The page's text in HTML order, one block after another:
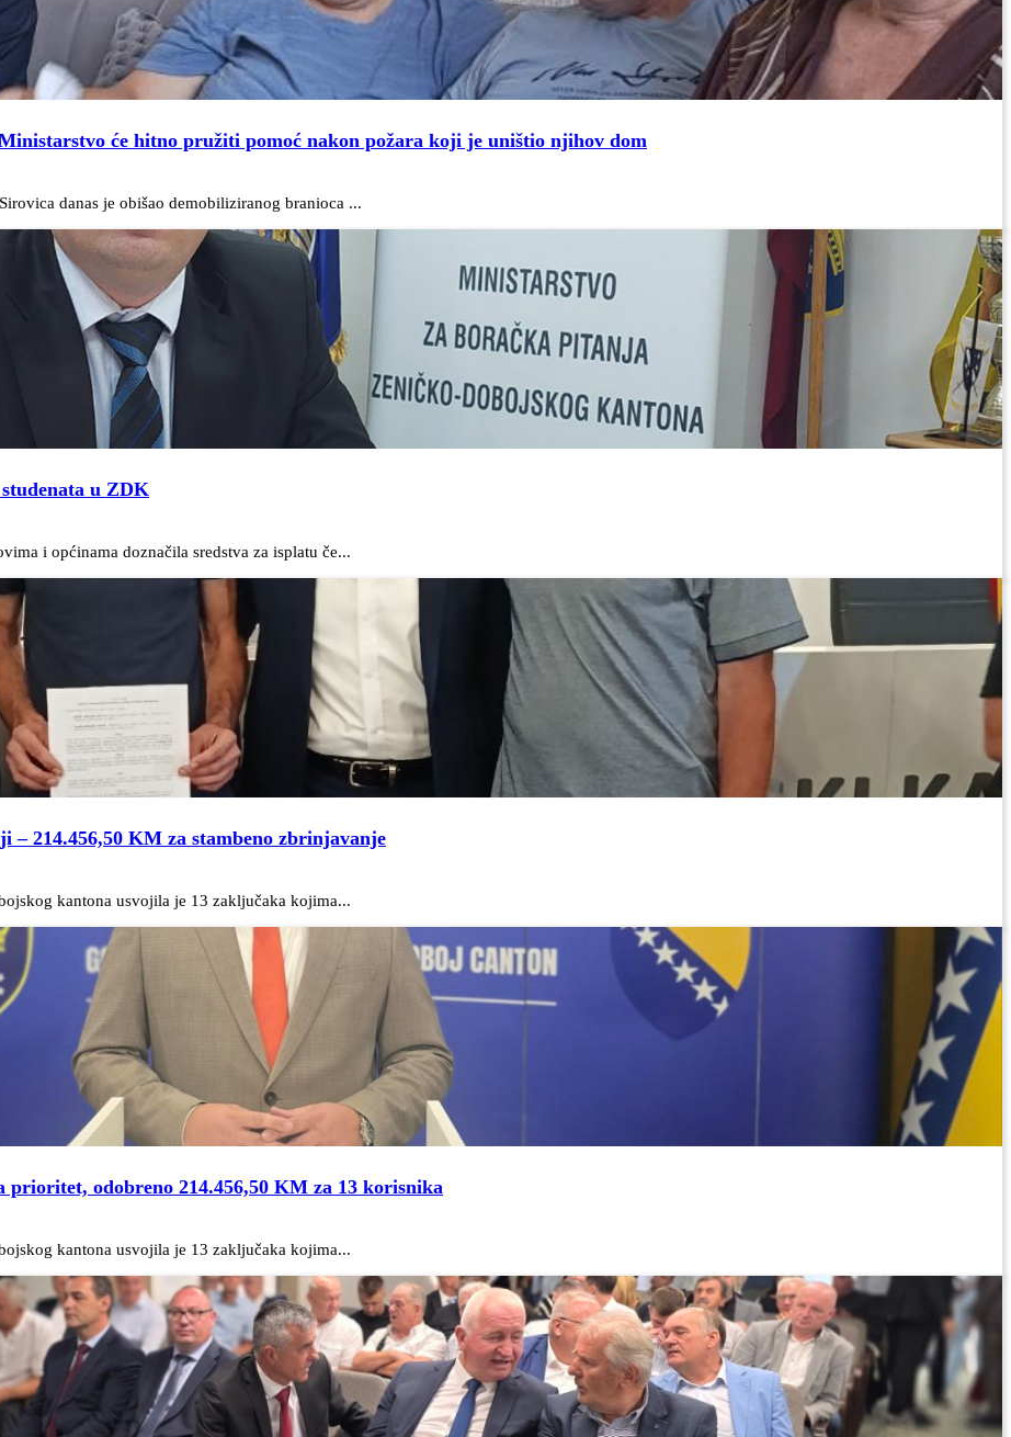
će hitno pružiti pomoć nakon požara koji je uništio njihov dom
danas je obišao demobiliziranog branioca ...
u ZDK
i općinama doznačila sredstva za isplatu če...
214.456,50 KM za stambeno zbrinjavanje
kantona usvojila je 13 zaključaka kojima...
odobreno 214.456,50 KM za 13 korisnika
kantona usvojila je 13 zaključaka kojima...